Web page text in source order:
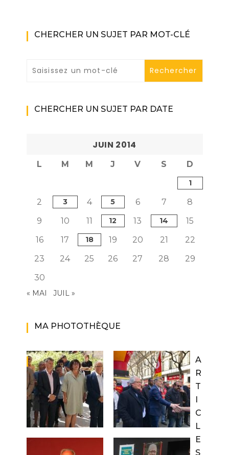
CHERCHER UN SUJET PAR MOT-CLÉ
CHERCHER UN SUJET PAR DATE
JUIN 2014
L M M J V S D
1
2 3 4 5 6 7
8
9
10 11 12 13 14
15
16
17 18 19 20 21
22
23
24 25 26 27 28
29
30
« MAI JUIL »
MA PHOTOTHÈQUE
A
R
T
C
L
E
S